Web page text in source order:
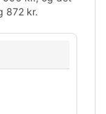
872 kr.